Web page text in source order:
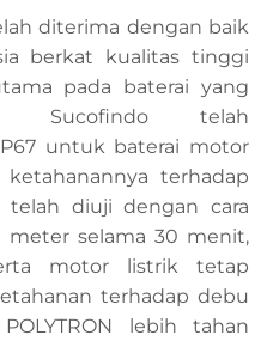
diterima dengan baik
berkat kualitas tinggi
pada baterai yang
Sucofindo telah
untuk baterai motor
ketahanannya terhadap
diuji dengan cara
meter selama 30 menit,
motor listrik tetap
terhadap debu
lebih tahan